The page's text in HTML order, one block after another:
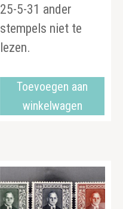
25-5-31 ander
stempels niet te
lezen.
Toevoegen aan
winkelwagen